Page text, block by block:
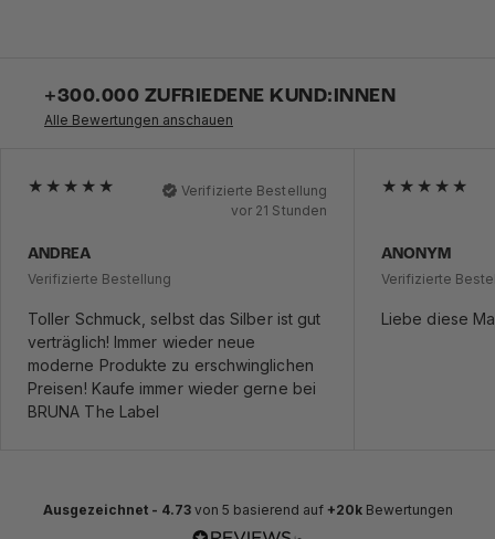
+300.000 ZUFRIEDENE KUND:INNEN
Alle Bewertungen anschauen
Verifizierte Bestellung
vor 21 Stunden
ANDREA
Verifizierte Bestellung
Toller Schmuck, selbst das Silber ist gut
verträglich! Immer wieder neue
moderne Produkte zu erschwinglichen
Preisen! Kaufe immer wieder gerne bei
BRUNA The Label
ANONYM
Verifizierte
Liebe diese
Ausgezeichnet - 4.73von 5 basierend auf +20kBewertungen